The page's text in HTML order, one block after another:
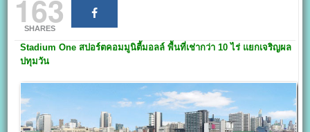
163
SHARES
Stadium One สปอร์ตคอมมูนิตี้มอลล์ พื้นที่เช่ากว่า 10ไร่ แยกเจริญผล
ปทุมวัน